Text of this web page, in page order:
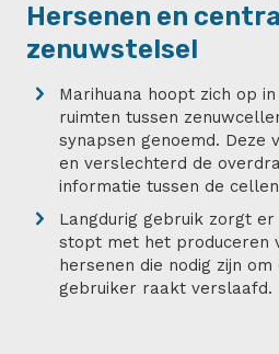
Hersenen en
zenuwstelsel
Marihuana hoopt zich op
ruimten tussen
synapsen genoemd.
en verslechterd de
informatie tussen de
Langdurig gebruik zorgt
stopt met het produceren
hersenen die nodig zijn
gebruiker raakt verslaafd.